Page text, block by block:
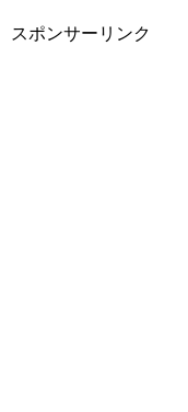
スポンサーリンク